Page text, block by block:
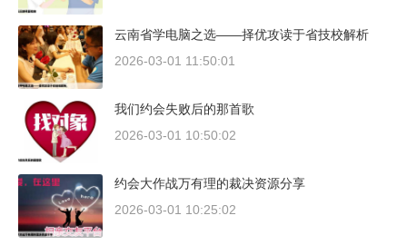
云南省学电脑之选——择优攻读于省技校解析
2026-03-01 11:50:01
我们约会失败后的那首歌
2026-03-01 10:50:02
约会大作战万有理的裁决资源分享
2026-03-01 10:25:02